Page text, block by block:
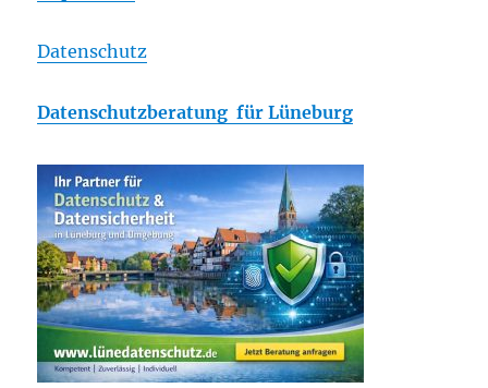
Datenschutz
Datenschutzberatung für Lüneburg